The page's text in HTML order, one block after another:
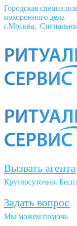
Городская
похоронного дела
г.Москва,
Вызвать агента
Круглосуточно.
Задать вопрос
Мы можем помочь